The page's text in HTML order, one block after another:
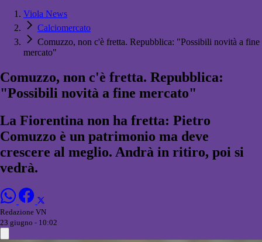
Viola News
Calciomercato
Comuzzo, non c'è fretta. Repubblica: "Possibili novità a fine
mercato"
Comuzzo, non c'è fretta. Repubblica:
"Possibili novità a fine mercato"
La Fiorentina non ha fretta: Pietro
Comuzzo è un patrimonio ma deve
crescere al meglio. Andrà in ritiro, poi si
vedrà.
Redazione VN
23 giugno - 10:02